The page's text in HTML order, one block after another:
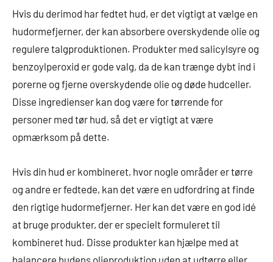
Hvis du derimod har fedtet hud, er det vigtigt at vælge en
hudormefjerner, der kan absorbere overskydende olie og
regulere talgproduktionen. Produkter med salicylsyre og
benzoylperoxid er gode valg, da de kan trænge dybt ind i
porerne og fjerne overskydende olie og døde hudceller.
Disse ingredienser kan dog være for tørrende for
personer med tør hud, så det er vigtigt at være
opmærksom på dette.
Hvis din hud er kombineret, hvor nogle områder er tørre
og andre er fedtede, kan det være en udfordring at finde
den rigtige hudormefjerner. Her kan det være en god idé
at bruge produkter, der er specielt formuleret til
kombineret hud. Disse produkter kan hjælpe med at
balancere hudens olieproduktion uden at udtørre eller